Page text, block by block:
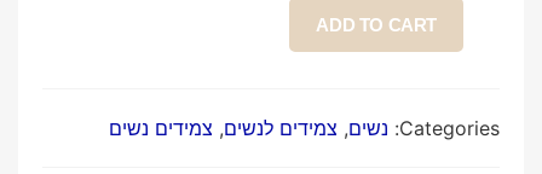
ADD TO CART
Categories: נשים, צמידים לנשים, צמידים נשים